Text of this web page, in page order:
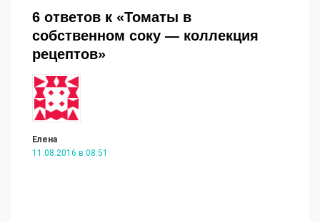
6 ответов к «Томаты в
собственном соку — коллекция
рецептов»
Елена
11.08.2016 в 08:51